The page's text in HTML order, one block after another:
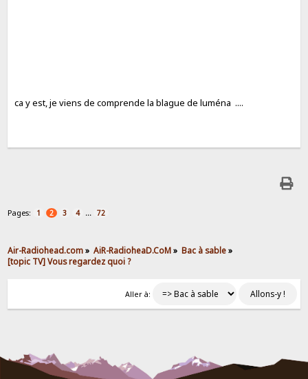
ca y est, je viens de comprende la blague de luména ....
Pages: 1 2 3 4 ... 72
Air-Radiohead.com» AiR-RadioheaD.CoM» Bac à sable»
[topic TV] Vous regardez quoi ?
Aller à: